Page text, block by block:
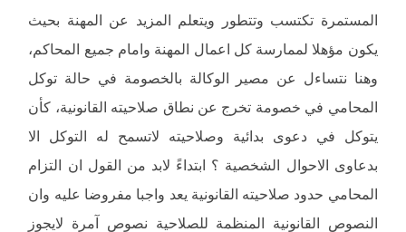
المستمرة تكتسب وتتطور ويتعلم المزيد عن المهنة بحيث
يكون مؤهلا لممارسة كل اعمال المهنة وامام جميع المحاكم،
وهنا نتساءل عن مصير الوكالة بالخصومة في حالة توكل
المحامي في خصومة تخرج عن نطاق صلاحيته القانونية، كأن
يتوكل في دعوى بدائية وصلاحيته لاتسمح له التوكل الا
بدعاوى الاحوال الشخصية ؟ ابتداءً لابد من القول ان التزام
المحامي حدود صلاحيته القانونية يعد واجبا مفروضا عليه وان
النصوص القانونية المنظمة للصلاحية نصوص آمرة لايجوز